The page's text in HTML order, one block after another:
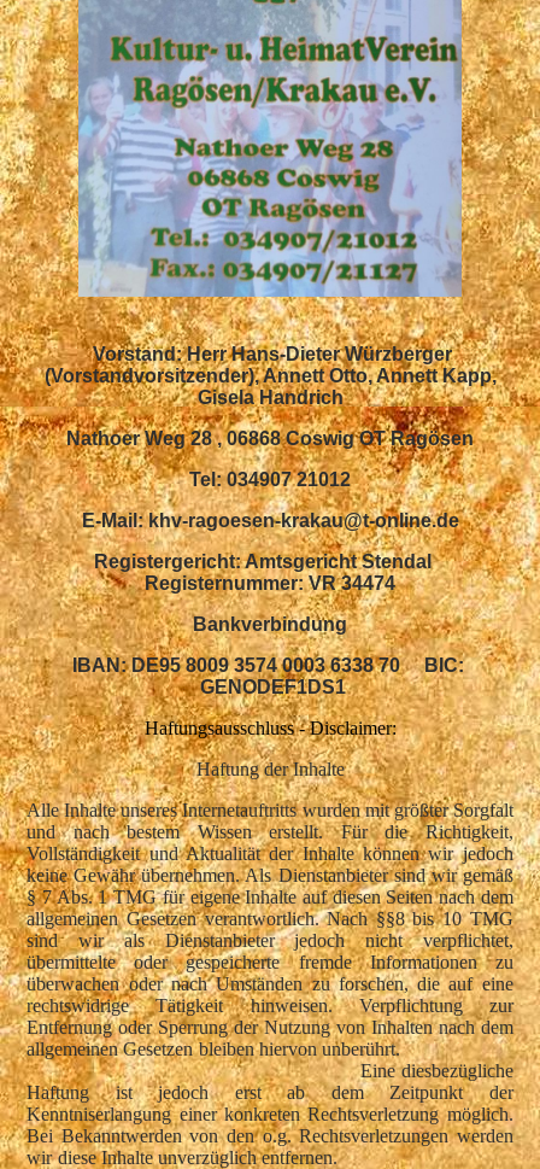
Vorstand: Herr Hans-Dieter Würzberger
(Vorstandvorsitzender), Annett Otto, Annett Kapp,
Gisela Handrich
Nathoer Weg 28 , 06868 Coswig OT Ragösen
Tel: 034907 21012
E-Mail: khv-ragoesen-krakau@t-online.de
Registergericht: Amtsgericht Stendal
Registernummer: VR 34474
Bankverbindung
IBAN: DE95 8009 3574 0003 6338 70 BIC:
GENODEF1DS1
Haftungsausschluss - Disclaimer:
Haftung der Inhalte
Alle Inhalte unseres Internetauftritts wurden mit größter Sorgfalt
und nach bestem Wissen erstellt. Für die Richtigkeit,
Vollständigkeit und Aktualität der Inhalte können wir jedoch
keine Gewähr übernehmen. Als Dienstanbieter sind wir gemäß
§ 7 Abs. 1 TMG für eigene Inhalte auf diesen Seiten nach dem
allgemeinen Gesetzen verantwortlich. Nach §§8 bis 10 TMG
sind wir als Dienstanbieter jedoch nicht verpflichtet,
übermittelte oder gespeicherte fremde Informationen zu
überwachen oder nach Umständen zu forschen, die auf eine
rechtswidrige Tätigkeit hinweisen. Verpflichtung zur
Entfernung oder Sperrung der Nutzung von Inhalten nach dem
allgemeinen Gesetzen bleiben hiervon unberührt.
Eine diesbezügliche
Haftung ist jedoch erst ab dem Zeitpunkt der
Kenntniserlangung einer konkreten Rechtsverletzung möglich.
Bei Bekanntwerden von den o.g. Rechtsverletzungen werden
wir diese Inhalte unverzüglich entfernen.